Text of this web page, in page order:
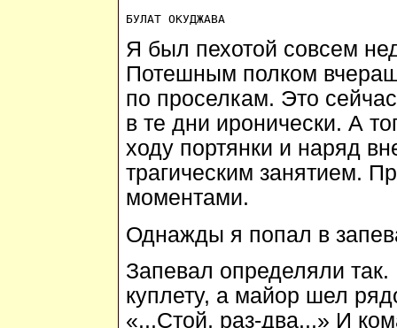
Я был пехотой совсем
Потешным полком
по проселкам. Это
в те дни иронически. А
ходу портянки и наряд
трагическим занятием.
моментами.
Однажды я попал в
Запевал определяли
куплету, а майор шел
«...Стой, раз-два...» И